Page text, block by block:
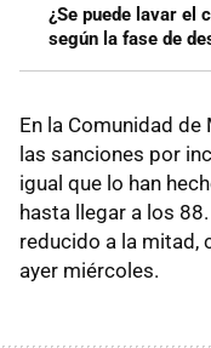
¿Se puede lavar el
según la fase de
En la Comunidad de
las sanciones por
igual que lo han
hasta llegar a los
reducido a la mitad,
ayer miércoles.